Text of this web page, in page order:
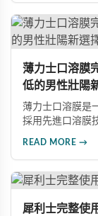
薄力士口溶膜
低的男性壯陽
薄力士口溶膜是
採用先進口溶膜
READ MORE →
犀利士完整使